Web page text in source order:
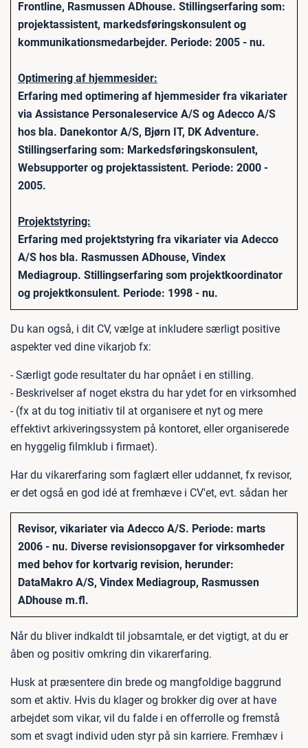
Frontline, Rasmussen ADhouse. Stillingserfaring som:
projektassistent, markedsføringskonsulent og
kommunikationsmedarbejder. Periode: 2005 - nu.
Optimering af hjemmesider:
Erfaring med optimering af hjemmesider fra vikariater
via Assistance Personaleservice A/S og Adecco A/S
hos bla. Danekontor A/S, Bjørn IT, DK Adventure.
Stillingserfaring som: Markedsføringskonsulent,
Websupporter og projektassistent. Periode: 2000 -
2005.
Projektstyring:
Erfaring med projektstyring fra vikariater via Adecco
A/S hos bla. Rasmussen ADhouse, Vindex
Mediagroup. Stillingserfaring som projektkoordinator
og projektkonsulent. Periode: 1998 - nu.
Du kan også, i dit CV, vælge at inkludere særligt positive
aspekter ved dine vikarjob fx:
- Særligt gode resultater du har opnået i en stilling.
- Beskrivelser af noget ekstra du har ydet for en virksomhed
- (fx at du tog initiativ til at organisere et nyt og mere
effektivt arkiveringssystem på kontoret, eller organiserede
en hyggelig filmklub i firmaet).
Har du vikarerfaring som faglært eller uddannet, fx revisor,
er det også en god idé at fremhæve i CV'et, evt. sådan her
Revisor, vikariater via Adecco A/S. Periode: marts
2006 - nu. Diverse revisionsopgaver for virksomheder
med behov for kortvarig revision, herunder:
DataMakro A/S, Vindex Mediagroup, Rasmussen
ADhouse m.fl.
Når du bliver indkaldt til jobsamtale, er det vigtigt, at du er
åben og positiv omkring din vikarerfaring.
Husk at præsentere din brede og mangfoldige baggrund
som et aktiv. Hvis du klager og brokker dig over at have
arbejdet som vikar, vil du falde i en offerrolle og fremstå
som et svagt individ uden styr på sin karriere. Fremhæv i